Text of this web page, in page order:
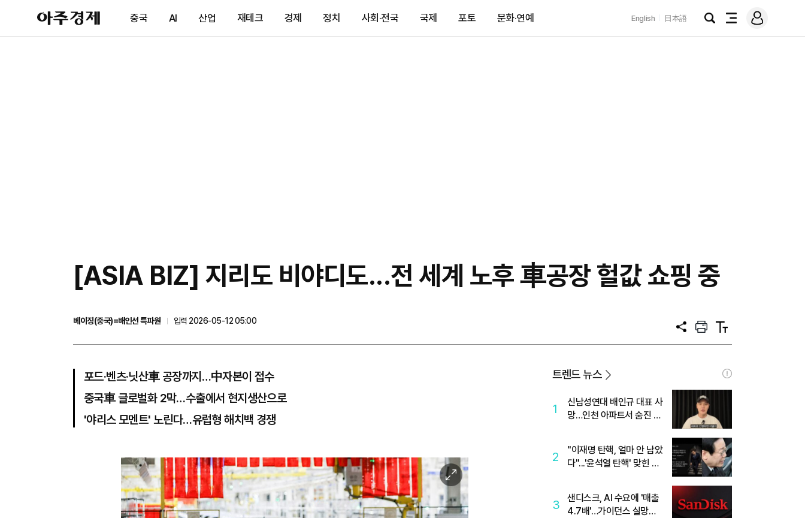
아
주
제
중국 AI 산업 재테크 경제 정치 사회·전국 국제 포토 문화·연예 English 日本語
검
전
메
그
[ASIA BIZ] 지리도 비야디도...전 세계 노후 車공장 헐값 쇼핑 중
베이징(중국)=배인선 특파원
입력 2026-05-12 05:00
공
프
트
텍
트
포드·벤츠·닛산車 공장까지…中자본이 접수
중국車 글로벌화 2막…수출에서 현지생산으로
'야리스 모멘트' 노린다…유럽형 해치백 경쟁
이
미
지
트렌드 뉴스
1
신남성연대 배인규 대표 사
망…인천 아파트서 숨진 채
2
"이재명 탄핵, 얼마 안 남았
다"...'윤석열 탄핵' 맞힌 무
3
샌디스크, AI 수요에 '매출
4.7배'…가이던스 실망에